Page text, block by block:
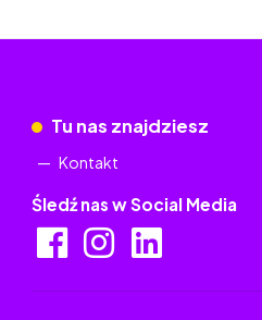
Tu nas znajdziesz
Kontakt
Śledź nas w Social Media